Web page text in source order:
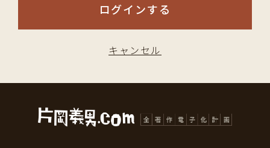
ログインする
キャンセル